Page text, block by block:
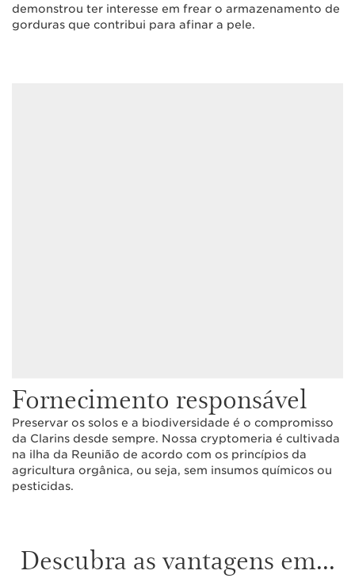
demonstrou ter interesse em frear o armazenamento de
gorduras que contribui para afinar a pele.
Fornecimento responsável
Preservar os solos e a biodiversidade é o compromisso
da Clarins desde sempre. Nossa cryptomeria é cultivada
na ilha da Reunião de acordo com os princípios da
agricultura orgânica, ou seja, sem insumos químicos ou
pesticidas.
Descubra as vantagens em...